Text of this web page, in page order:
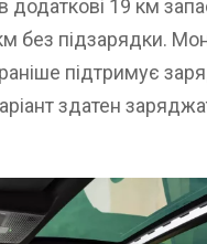
19 км
без підзарядки.
підтримує
здатен